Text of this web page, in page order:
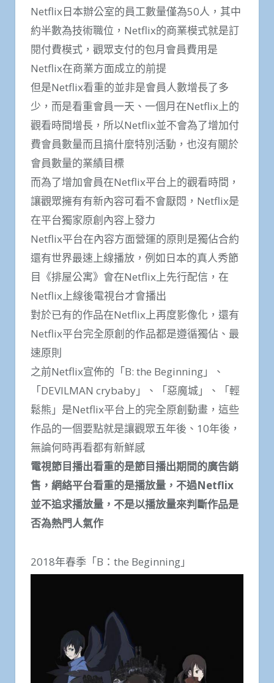
Netflix日本辦公室的員工數量僅為50人，其中
約半數為技術職位，Netflix的商業模式就是訂
閱付費模式，觀眾支付的包月會員費用是
Netflix在商業方面成立的前提
但是Netflix看重的並非是會員人數增長了多
少，而是看重會員一天、一個月在Netflix上的
觀看時間增長，所以Netflix並不會為了增加付
費會員數量而且搞什麼特別活動，也沒有關於
會員數量的業績目標
而為了增加會員在Netflix平台上的觀看時間，
讓觀眾擁有有新內容可看不會厭悶，Netflix是
在平台獨家原創內容上發力
Netflix平台在內容方面營運的原則是獨佔合約
還有世界最速上線播放，例如日本的真人秀節
目《排屋公寓》會在Netflix上先行配信，在
Netflix上線後電視台才會播出
對於已有的作品在Netflix上再度影像化，還有
Netflix平台完全原創的作品都是遵循獨佔、最
速原則
之前Netflix宣佈的「B: the Beginning」、
「DEVILMAN crybaby」、「惡魔城」、「輕
鬆熊」是Netflix平台上的完全原創動畫，這些
作品的一個要點就是讓觀眾五年後、10年後，
無論何時再看都有新鮮感
電視節目播出看重的是節目播出期間的廣告銷
售，網絡平台看重的是播放量，不過Netflix
並不追求播放量，不是以播放量來判斷作品是
否為熱門人氣作
2018年春季「B：the Beginning」